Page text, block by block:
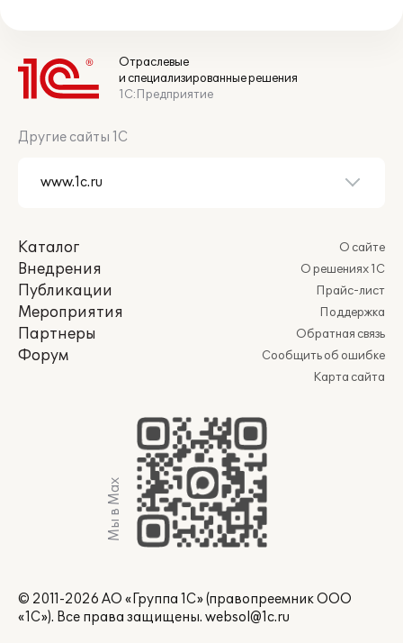
Отраслевые
и специализированные решения
1С:Предприятие
Другие сайты 1С
Каталог
Внедрения
Публикации
Мероприятия
Партнеры
Форум
О сайте
О решениях 1С
Прайс-лист
Поддержка
Обратная связь
Сообщить об ошибке
Карта сайта
Мы в Max
© 2011-2026 АО «Группа 1С» (правопреемник ООО
«1С»). Все права защищены. websol@1c.ru